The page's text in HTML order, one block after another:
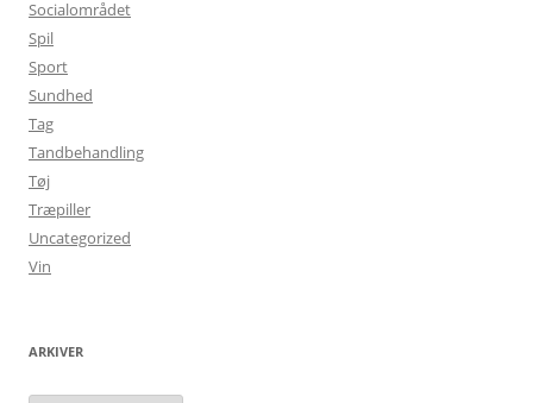
Socialområdet
Spil
Sport
Sundhed
Tag
Tandbehandling
Tøj
Træpiller
Uncategorized
Vin
ARKIVER